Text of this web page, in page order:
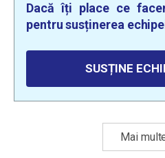
Dacă îți place ce
pentru susținerea
SUSȚINE
Mai